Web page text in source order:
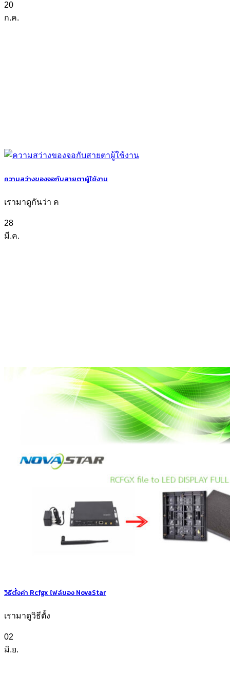
20
ก.ค.
ความสว่างของจอกับสายตาผู้ใช้งาน
เรามาดูกันว่า ค
28
มี.ค.
วิธีตั้งค่า Rcfgx ไฟล์ของ NovaStar
เรามาดูวิธีตั้ง
02
มิ.ย.